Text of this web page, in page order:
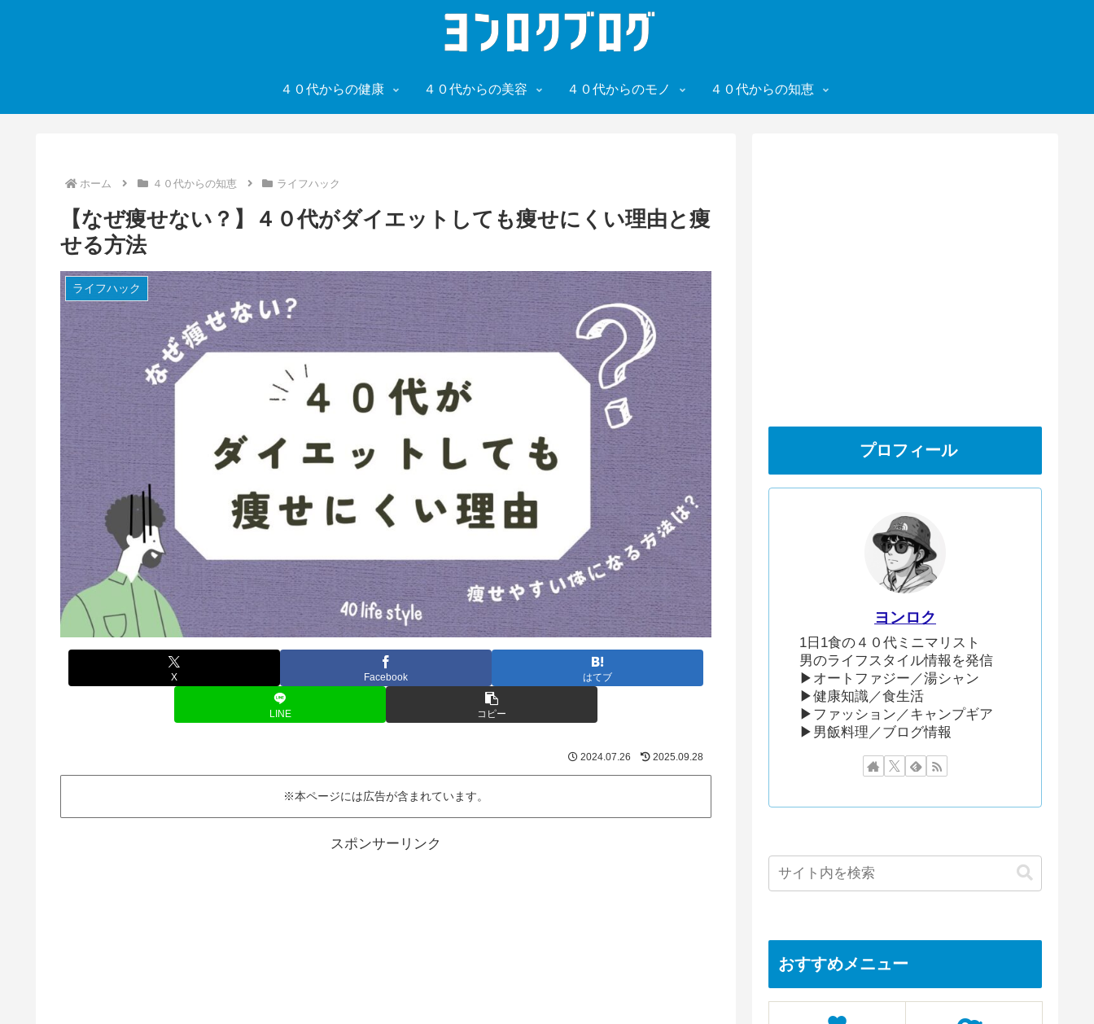
４０代からの健康 ４０代からの美容 ４０代からのモノ ４０代からの知恵
ホーム ４０代からの知恵 ライフハック
【なぜ痩せない？】４０代がダイエットしても痩せにくい理由と痩
せる方法
ライフハック
X Facebook はてブ
LINE コピー
2024.07.26 2025.09.28
※本ページには広告が含まれています。
スポンサーリンク
プロフィール
ヨンロク
1日1食の４０代ミニマリスト
男のライフスタイル情報を発信
▶︎オートファジー／湯シャン
▶︎健康知識／食生活
▶︎ファッション／キャンプギア
▶︎男飯料理／ブログ情報
おすすめメニュー